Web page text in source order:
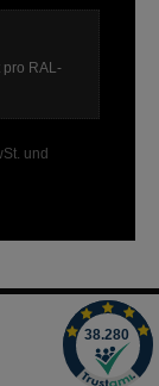
pro RAL-
und